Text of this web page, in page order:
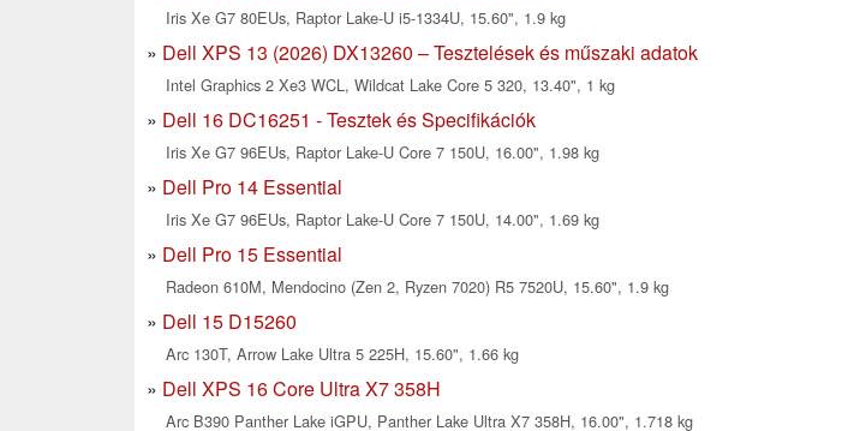
Iris Xe G7 80EUs, Raptor Lake-U i5-1334U, 15.60", 1.9 kg
Dell XPS 13 (2026) DX13260 – Tesztelések és műszaki adatok
Intel Graphics 2 Xe3 WCL, Wildcat Lake Core 5 320, 13.40", 1 kg
Dell 16 DC16251 - Tesztek és Specifikációk
Iris Xe G7 96EUs, Raptor Lake-U Core 7 150U, 16.00", 1.98 kg
Dell Pro 14 Essential
Iris Xe G7 96EUs, Raptor Lake-U Core 7 150U, 14.00", 1.69 kg
Dell Pro 15 Essential
Radeon 610M, Mendocino (Zen 2, Ryzen 7020) R5 7520U, 15.60", 1.9 kg
Dell 15 D15260
Arc 130T, Arrow Lake Ultra 5 225H, 15.60", 1.66 kg
Dell XPS 16 Core Ultra X7 358H
Arc B390 Panther Lake iGPU, Panther Lake Ultra X7 358H, 16.00", 1.718 kg